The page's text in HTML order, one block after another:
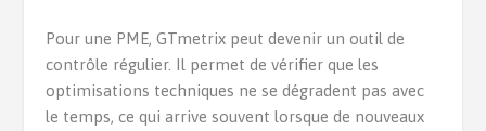
Pour une PME, GTmetrix peut devenir un outil de
contrôle régulier. Il permet de vérifier que les
optimisations techniques ne se dégradent pas avec
le temps, ce qui arrive souvent lorsque de nouveaux